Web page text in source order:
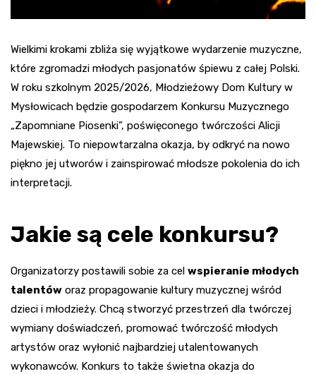
Wielkimi krokami zbliża się wyjątkowe wydarzenie muzyczne,
które zgromadzi młodych pasjonatów śpiewu z całej Polski.
W roku szkolnym 2025/2026, Młodzieżowy Dom Kultury w
Mysłowicach będzie gospodarzem Konkursu Muzycznego
„Zapomniane Piosenki”, poświęconego twórczości Alicji
Majewskiej. To niepowtarzalna okazja, by odkryć na nowo
piękno jej utworów i zainspirować młodsze pokolenia do ich
interpretacji.
Jakie są cele konkursu?
Organizatorzy postawili sobie za cel wspieranie młodych
talentów oraz propagowanie kultury muzycznej wśród
dzieci i młodzieży. Chcą stworzyć przestrzeń dla twórczej
wymiany doświadczeń, promować twórczość młodych
artystów oraz wyłonić najbardziej utalentowanych
wykonawców. Konkurs to także świetna okazja do